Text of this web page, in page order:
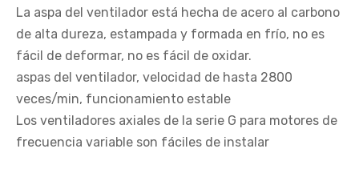
La aspa del ventilador está hecha de acero al carbono
de alta dureza, estampada y formada en frío, no es
fácil de deformar, no es fácil de oxidar.
aspas del ventilador, velocidad de hasta 2800
veces/min, funcionamiento estable
Los ventiladores axiales de la serie G para motores de
frecuencia variable son fáciles de instalar